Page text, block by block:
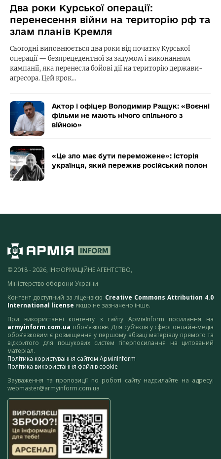
Два роки Курської операції:
перенесення війни на територію рф та
злам планів Кремля
Сьогодні виповнюється два роки від початку Курської
операції — безпрецедентної за задумом і виконанням
кампанії, яка перенесла бойові дії на територію держави-
агресора. Цей крок…
Актор і офіцер Володимир Ращук: «Воєнні
фільми не мають нічого спільного з
війною»
«Це зло має бути переможене»: історія
українця, який пережив російський полон
© 2018 - 2026, ІНФОРМАЦІЙНЕ АГЕНТСТВО,
Міністерство оборони України
Контент доступний за ліцензією Creative Commons Attribution 4.0
International license якщо не зазначено інше.
При використанні контенту з сайту АрміяInform посилання на
armyinform.com.ua обов’язкове. Для суб’єктів у сфері онлайн-медіа
обов’язковим є розміщення у першому абзаці матеріалу прямого та
відкритого для пошукових систем гіперпосилання на цитований
матеріал.
Політика користування сайтом АрміяInform
Політика використання файлів cookie
Зауваження та пропозиції по роботі сайту надсилайте на адресу:
webmaster@armyinform.com.ua